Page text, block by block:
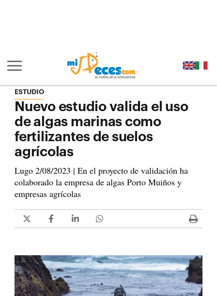
Mostrar/ocultar navegación principal
ESTUDIO
Nuevo estudio valida el uso
de algas marinas como
fertilizantes de suelos
agrícolas
Lugo 2/08/2023 | En el proyecto de validación ha
colaborado la empresa de algas Porto Muiños y
empresas agrícolas